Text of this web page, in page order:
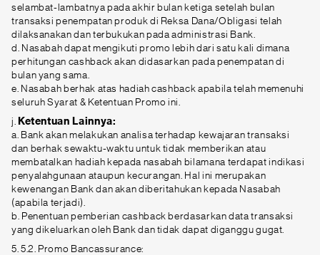
selambat-lambatnya pada akhir bulan ketiga setelah bulan
transaksi penempatan produk di Reksa Dana/Obligasi telah
dilaksanakan dan terbukukan pada administrasi Bank.
d. Nasabah dapat mengikuti promo lebih dari satu kali dimana
perhitungan cashback akan didasarkan pada penempatan di
bulan yang sama.
e. Nasabah berhak atas hadiah cashback apabila telah memenuhi
seluruh Syarat & Ketentuan Promo ini.
j. Ketentuan Lainnya:
a. Bank akan melakukan analisa terhadap kewajaran transaksi
dan berhak sewaktu-waktu untuk tidak memberikan atau
membatalkan hadiah kepada nasabah bilamana terdapat indikasi
penyalahgunaan ataupun kecurangan. Hal ini merupakan
kewenangan Bank dan akan diberitahukan kepada Nasabah
(apabila terjadi).
b. Penentuan pemberian cashback berdasarkan data transaksi
yang dikeluarkan oleh Bank dan tidak dapat diganggu gugat.
5. 5.2. Promo Bancassurance: